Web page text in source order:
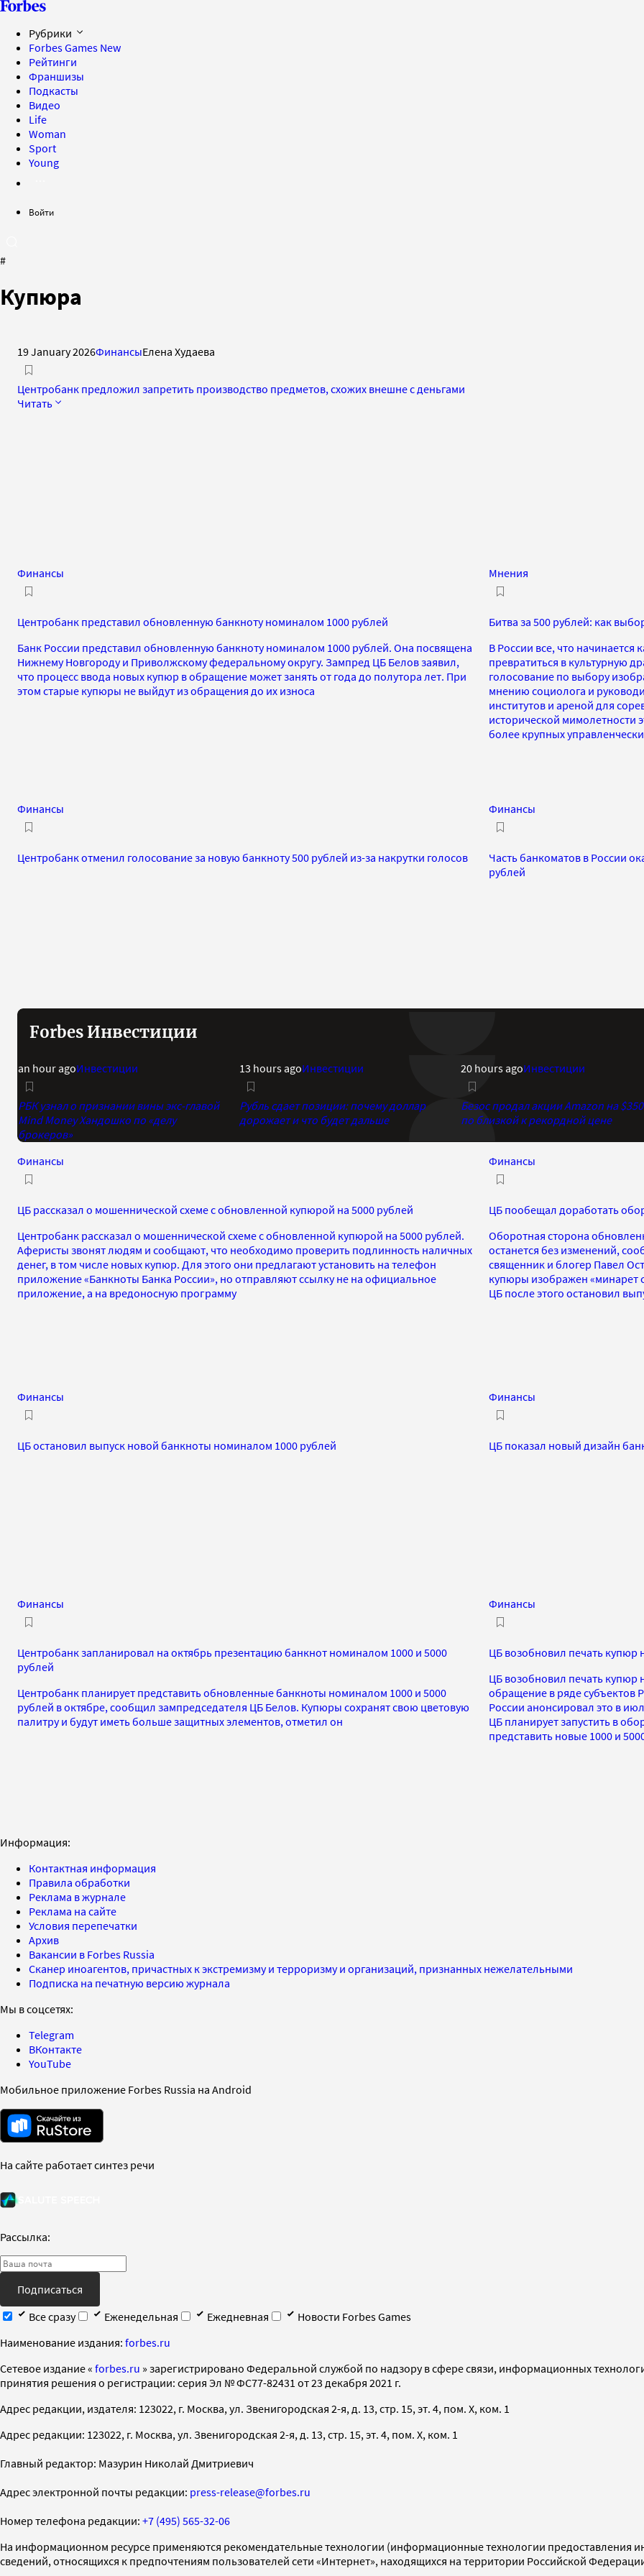
Рубрики
Forbes Games New
Рейтинги
Франшизы
Подкасты
Видео
Life
Woman
Sport
Young
Войти
#
Купюра
19 January 2026ФинансыЕлена Худаева
Центробанк предложил запретить производство предметов, схожих внешне с деньгами
Читать
Финансы
Центробанк представил обновленную банкноту номиналом 1000 рублей
Банк России представил обновленную банкноту номиналом 1000 рублей. Она посвящена
Нижнему Новгороду и Приволжскому федеральному округу. Зампред ЦБ Белов заявил,
что процесс ввода новых купюр в обращение может занять от года до полутора лет. При
этом старые купюры не выйдут из обращения до их износа
Мнения
Битва за 500 рублей: как
В России все, что
превратиться в культурную
голосование по выбору
мнению социолога и
институтов и ареной для
исторической мимолетности
более крупных
Финансы
Центробанк отменил голосование за новую банкноту 500 рублей из-за накрутки голосов
Финансы
Часть банкоматов в России
рублей
Forbes Инвестиции
an hour agoИнвестиции
РБК узнал о признании вины экс-главой
Mind Money Хандошко по «делу
брокеров»
13 hours agoИнвестиции
Рубль сдает позиции: почему доллар
дорожает и что будет дальше
20 hours agoИнвестиции
Безос продал акции Amazon на
по близкой к рекордной цене
Финансы
ЦБ рассказал о мошеннической схеме с обновленной купюрой на 5000 рублей
Центробанк рассказал о мошеннической схеме с обновленной купюрой на 5000 рублей.
Аферисты звонят людям и сообщают, что необходимо проверить подлинность наличных
денег, в том числе новых купюр. Для этого они предлагают установить на телефон
приложение «Банкноты Банка России», но отправляют ссылку не на официальное
приложение, а на вредоносную программу
Финансы
ЦБ пообещал доработать
Оборотная сторона
останется без изменений,
священник и блогер Павел
купюры изображен «минарет
ЦБ после этого остановил
Финансы
ЦБ остановил выпуск новой банкноты номиналом 1000 рублей
Финансы
ЦБ показал новый дизайн
Финансы
Центробанк запланировал на октябрь презентацию банкнот номиналом 1000 и 5000
рублей
Центробанк планирует представить обновленные банкноты номиналом 1000 и 5000
рублей в октябре, сообщил зампредседателя ЦБ Белов. Купюры сохранят свою цветовую
палитру и будут иметь больше защитных элементов, отметил он
Финансы
ЦБ возобновил печать купюр
ЦБ возобновил печать купюр
обращение в ряде субъектов
России анонсировал это в
ЦБ планирует запустить в
представить новые 1000 и
Информация:
Контактная информация
Правила обработки
Реклама в журнале
Реклама на сайте
Условия перепечатки
Архив
Вакансии в Forbes Russia
Сканер иноагентов, причастных к экстремизму и терроризму и организаций, признанных нежелательными
Подписка на печатную версию журнала
Мы в соцсетях:
Telegram
ВКонтакте
YouTube
Мобильное приложение Forbes Russia на Android
На сайте работает синтез речи
Рассылка:
Подписаться
Все сразу
Еженедельная Ежедневная
Новости Forbes Games
Наименование издания: forbes.ru
Cетевое издание « forbes.ru » зарегистрировано Федеральной службой по надзору в сфере связи, информационных
принятия решения о регистрации: серия Эл № ФС77-82431 от 23 декабря 2021 г.
Адрес редакции, издателя: 123022, г. Москва, ул. Звенигородская 2-я, д. 13, стр. 15, эт. 4, пом. X, ком. 1
Адрес редакции: 123022, г. Москва, ул. Звенигородская 2-я, д. 13, стр. 15, эт. 4, пом. X, ком. 1
Главный редактор: Мазурин Николай Дмитриевич
Адрес электронной почты редакции: press-release@forbes.ru
Номер телефона редакции: +7 (495) 565-32-06
На информационном ресурсе применяются рекомендательные технологии (информационные технологии предоставления
сведений, относящихся к предпочтениям пользователей сети «Интернет», находящихся на территории Российской